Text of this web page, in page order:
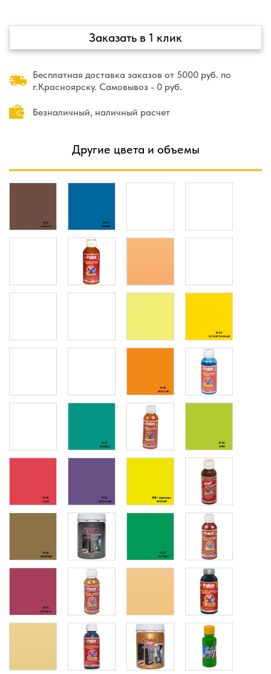
Заказать в 1 клик
Бесплатная доставка заказов от 5000 руб. по
г.Красноярску. Самовывоз - 0 руб.
Безналичный, наличный расчет
Другие цвета и объемы